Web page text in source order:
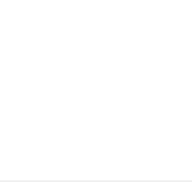
und als Muttersprache